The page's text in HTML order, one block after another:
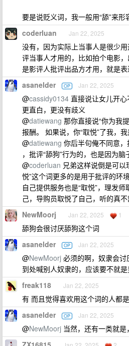
要是说贬义词，我一般用“舔”来形
coderluan Jan 22, 2025
没有，因为实际上当事人是很少
评当事人才用的，比如拍个电影
是影评人批评出品方才用，就是表
asanelder OP Jan 22, 2025
@cassidy0134 直接说让女儿开
更直白，更没有歧义
@datiewang 那你直接说“你为我
报酬。 如果说，你“取悦”了我，我
@datiewang 你后半句俺不同意
，批评“舔狗”行为的，也是因为脑
@coderluan 兄弟这样说倒是可以
悦”这个词更多的是用于批评的环
自己提供服务也是“取悦”，理发
己，导购员取悦了自己，听的真不
NewMoorj Jan 22, 2025 1
舔狗会很讨厌舔狗这个词
asanelder OP Jan 22, 2025
@NewMoorj 必须的啊，奴隶会
到处喊别人奴隶的，应该要不就是
freak118 Jan 22, 2025
有 而且觉得喜欢用这个词的人都
asanelder OP Jan 22, 2025
@NewMoorj 当然，还有一类就